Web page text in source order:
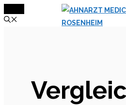
Inhalt